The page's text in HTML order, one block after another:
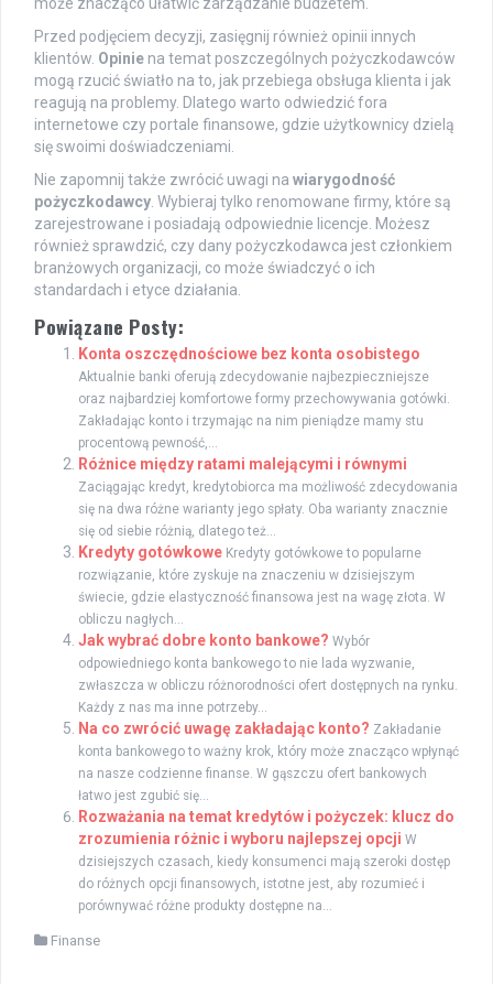
Przed podjęciem decyzji, zasięgnij również opinii innych
klientów. Opinie na temat poszczególnych pożyczkodawców
mogą rzucić światło na to, jak przebiega obsługa klienta i jak
reagują na problemy. Dlatego warto odwiedzić fora
internetowe czy portale finansowe, gdzie użytkownicy dzielą
się swoimi doświadczeniami.
Nie zapomnij także zwrócić uwagi na wiarygodność
pożyczkodawcy . Wybieraj tylko renomowane firmy, które są
zarejestrowane i posiadają odpowiednie licencje. Możesz
również sprawdzić, czy dany pożyczkodawca jest członkiem
branżowych organizacji, co może świadczyć o ich
standardach i etyce działania.
Powiązane Posty:
Konta oszczędnościowe bez konta osobistego
Aktualnie banki oferują zdecydowanie najbezpieczniejsze
oraz najbardziej komfortowe formy przechowywania gotówki.
Zakładając konto i trzymając na nim pieniądze mamy stu
procentową pewność,...
Różnice między ratami malejącymi i równymi
Zaciągając kredyt, kredytobiorca ma możliwość zdecydowania
się na dwa różne warianty jego spłaty. Oba warianty znacznie
się od siebie różnią, dlatego też...
Kredyty gotówkowe Kredyty gotówkowe to popularne
rozwiązanie, które zyskuje na znaczeniu w dzisiejszym
świecie, gdzie elastyczność finansowa jest na wagę złota. W
obliczu nagłych...
Jak wybrać dobre konto bankowe? Wybór
odpowiedniego konta bankowego to nie lada wyzwanie,
zwłaszcza w obliczu różnorodności ofert dostępnych na rynku.
Każdy z nas ma inne potrzeby...
Na co zwrócić uwagę zakładając konto? Zakładanie
konta bankowego to ważny krok, który może znacząco wpłynąć
na nasze codzienne finanse. W gąszczu ofert bankowych
łatwo jest zgubić się...
Rozważania na temat kredytów i pożyczek: klucz do
zrozumienia różnic i wyboru najlepszej opcji W
dzisiejszych czasach, kiedy konsumenci mają szeroki dostęp
do różnych opcji finansowych, istotne jest, aby rozumieć i
porównywać różne produkty dostępne na...
Finanse